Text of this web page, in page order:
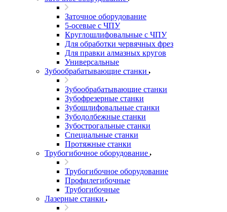
Заточное оборудование
5-осевые с ЧПУ
Круглошлифовальные с ЧПУ
Для обработки червячных фрез
Для правки алмазных кругов
Универсальные
Зубообрабатывающие станки
Зубообрабатывающие станки
Зубофрезерные станки
Зубошлифовальные станки
Зубодолбежные станки
Зубострогальные станки
Специальные станки
Протяжные станки
Трубогибочное оборудование
Трубогибочное оборудование
Профилегибочные
Трубогибочные
Лазерные станки